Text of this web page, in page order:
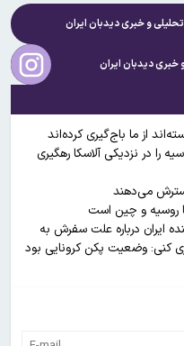
تحلیلی و خبریدیدبان ایران
خبریدیدبان ایران
از ما باج‌گیری ‌کرده‌اند
را در نزدیکی آلاسکا رهگیری
می‌دهند
روسیه و چین است
ایران درباره علت سفرش به
کنی: وضعیت پکن کرونایی بود